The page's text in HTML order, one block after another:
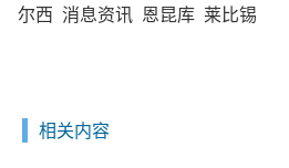
尔西 消息资讯 恩昆库 莱比锡
相关内容